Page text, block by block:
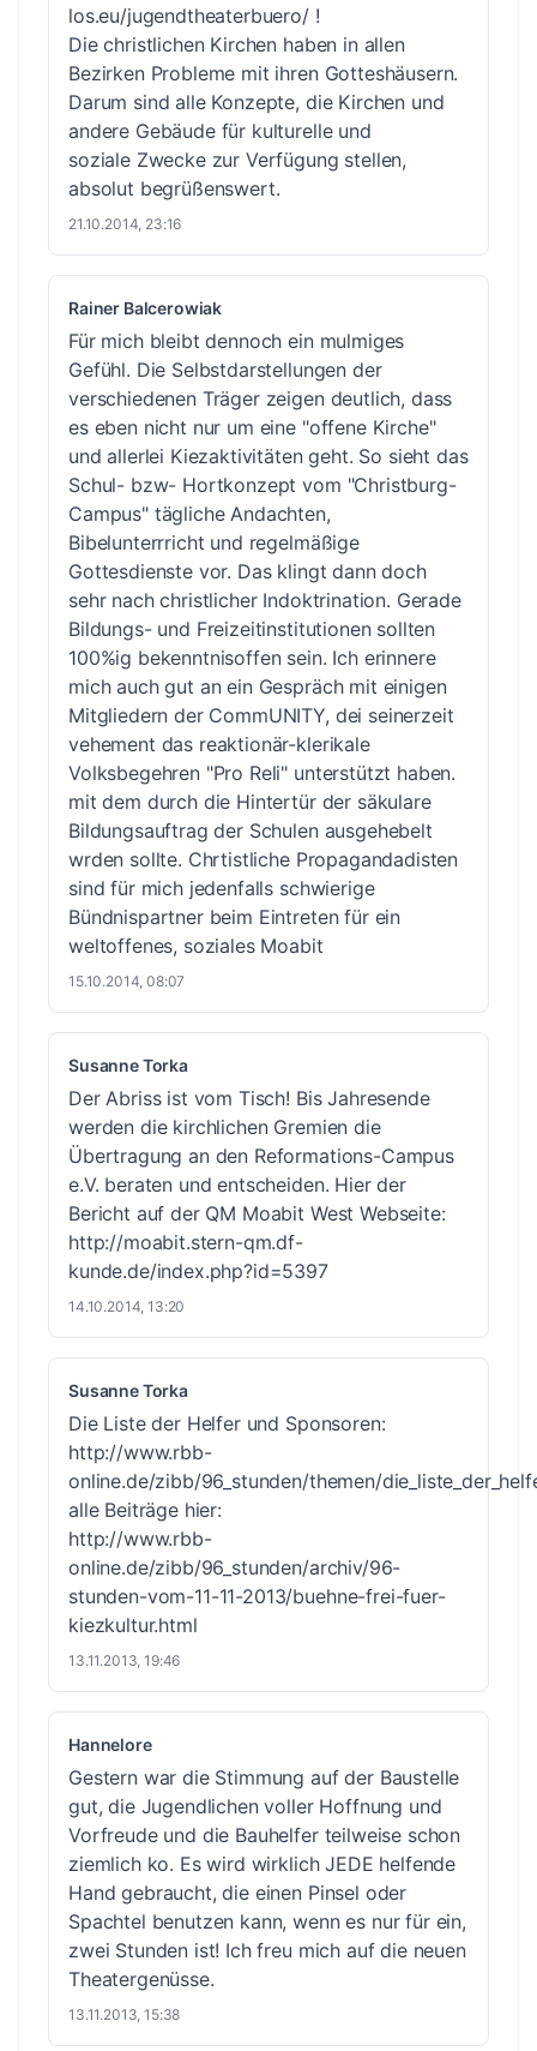
los.eu/jugendtheaterbuero/!
Die christlichen Kirchen haben in allen
Bezirken Probleme mit ihren Gotteshäusern.
Darum sind alle Konzepte, die Kirchen und
andere Gebäude für kulturelle und
soziale Zwecke zur Verfügung stellen,
absolut begrüßenswert.
21.10.2014, 23:16
Rainer Balcerowiak
Für mich bleibt dennoch ein mulmiges
Gefühl. Die Selbstdarstellungen der
verschiedenen Träger zeigen deutlich, dass
es eben nicht nur um eine "offene Kirche"
und allerlei Kiezaktivitäten geht. So sieht das
Schul- bzw- Hortkonzept vom "Christburg-
Campus" tägliche Andachten,
Bibelunterrricht und regelmäßige
Gottesdienste vor. Das klingt dann doch
sehr nach christlicher Indoktrination. Gerade
Bildungs- und Freizeitinstitutionen sollten
100%ig bekenntnisoffen sein. Ich erinnere
mich auch gut an ein Gespräch mit einigen
Mitgliedern der CommUNITY, dei seinerzeit
vehement das reaktionär-klerikale
Volksbegehren "Pro Reli" unterstützt haben.
mit dem durch die Hintertür der säkulare
Bildungsauftrag der Schulen ausgehebelt
wrden sollte. Chrtistliche Propagandadisten
sind für mich jedenfalls schwierige
Bündnispartner beim Eintreten für ein
weltoffenes, soziales Moabit
15.10.2014, 08:07
Susanne Torka
Der Abriss ist vom Tisch! Bis Jahresende
werden die kirchlichen Gremien die
Übertragung an den Reformations-Campus
e.V. beraten und entscheiden. Hier der
Bericht auf der QM Moabit West Webseite:
http://moabit.stern-qm.df-
kunde.de/index.php?id=5397
14.10.2014, 13:20
Susanne Torka
Die Liste der Helfer und Sponsoren:
http://www.rbb-
online.de/zibb/96_stunden/themen/
alle Beiträge hier:
http://www.rbb-
online.de/zibb/96_stunden/archiv/96-
stunden-vom-11-11-2013/buehne-frei-fuer-
kiezkultur.html
13.11.2013, 19:46
Hannelore
Gestern war die Stimmung auf der Baustelle
gut, die Jugendlichen voller Hoffnung und
Vorfreude und die Bauhelfer teilweise schon
ziemlich ko. Es wird wirklich JEDE helfende
Hand gebraucht, die einen Pinsel oder
Spachtel benutzen kann, wenn es nur für ein,
zwei Stunden ist! Ich freu mich auf die neuen
Theatergenüsse.
13.11.2013, 15:38